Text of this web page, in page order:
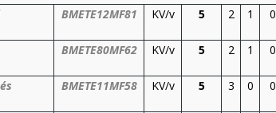
BMETE12MF81 KV/v 5 2 1 0
BMETE80MF62 KV/v 5 2 1 0
BMETE11MF58 KV/v 5 3 0 0